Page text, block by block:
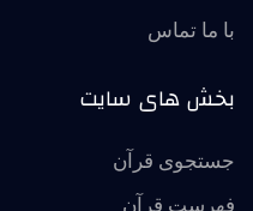
با ما تماس
بخش های سایت
جستجوی قرآن
فهرست قرآن